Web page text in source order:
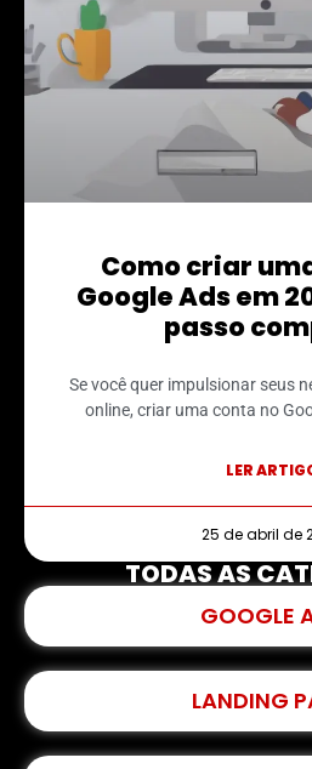
Como criar
Google Ads em
passo
Se você quer impulsionar seus
online, criar uma conta no
LER
25 de abril de
TODAS AS
GOOGLE
LANDING